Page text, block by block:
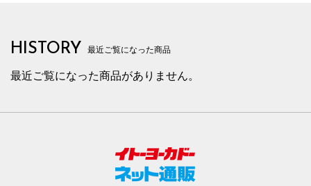
HISTORY 最近ご覧になった商品
最近ご覧になった商品がありません。